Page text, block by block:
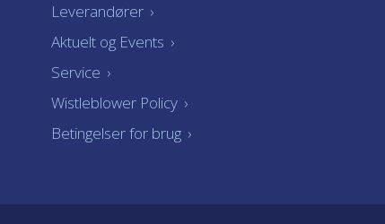
Leverandører ›
Aktuelt og Events ›
Service ›
Wistleblower Policy ›
Betingelser for brug ›